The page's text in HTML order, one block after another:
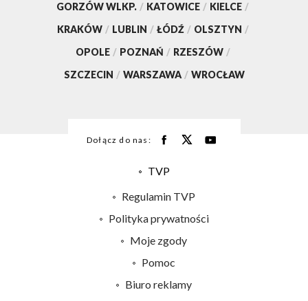
GORZÓW WLKP. / KATOWICE / KIELCE /
KRAKÓW / LUBLIN / ŁÓDŹ / OLSZTYN /
OPOLE / POZNAŃ / RZESZÓW /
SZCZECIN / WARSZAWA / WROCŁAW
Dołącz do nas:
TVP
Centrum informacji TVP
Naziemna Telewizja Cyfrowa
Regulamin TVP
Polityka prywatności
Moje zgody
Pomoc
Biuro reklamy